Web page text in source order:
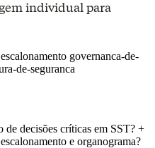
individual para
escalonamento governanca-de-
de-seguranca
de decisões críticas em SST?+
e organograma?